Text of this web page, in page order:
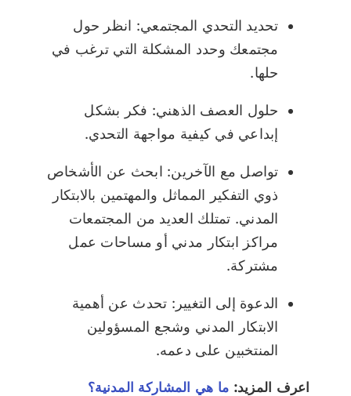
تحديد التحدي المجتمعي: انظر حول
مجتمعك وحدد المشكلة التي ترغب في
حلها.
حلول العصف الذهني: فكر بشكل
إبداعي في كيفية مواجهة التحدي.
تواصل مع الآخرين: ابحث عن الأشخاص
ذوي التفكير المماثل والمهتمين بالابتكار
المدني. تمتلك العديد من المجتمعات
مراكز ابتكار مدني أو مساحات عمل
مشتركة.
الدعوة إلى التغيير: تحدث عن أهمية
الابتكار المدني وشجع المسؤولين
المنتخبين على دعمه.
اعرف المزيد: ما هي المشاركة المدنية؟